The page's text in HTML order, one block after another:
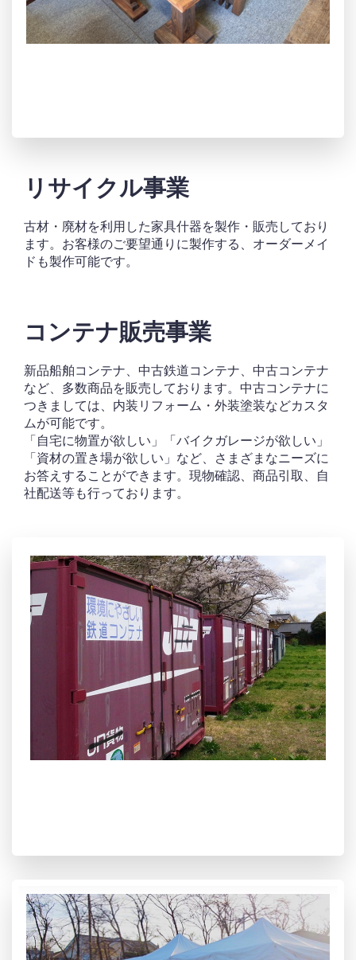
リサイクル事業
古材・廃材を利用した家具什器を製作・販売しており
ます。お客様のご要望通りに製作する、オーダーメイ
ドも製作可能です。
コンテナ販売事業
新品船舶コンテナ、中古鉄道コンテナ、中古コンテナ
など、多数商品を販売しております。​中古コンテナに
つきましては、内装リフォーム・外装塗装などカスタ
ムが可能です。
「自宅に物置が欲しい」「バイクガレージが欲しい」
「資材の置き場が欲しい」​など、さまざまなニーズに
お答えすることができます。現物確認、商品引取、自
社配送等も行っております。